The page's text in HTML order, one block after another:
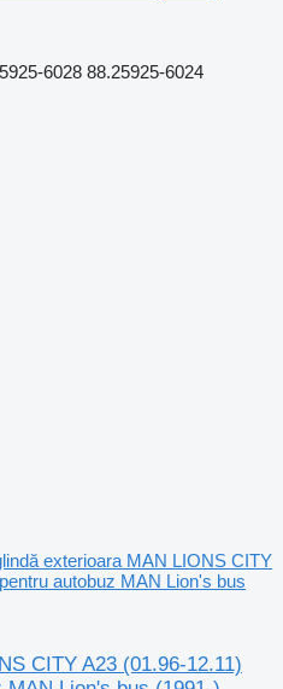
6028 88.25925-6024
exterioara MAN LIONS CITY
autobuz MAN Lion's bus
CITY A23 (01.96-12.11)